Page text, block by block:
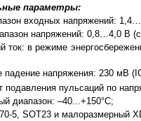
параметры:
входных напряжений:
напряжений: 0,8…4,0 В
ток: в режиме
падение напряжения: 230 мВ
подавления пульсаций по
диапазон: –40...+150°C;
5, SOT23 и малоразмерный